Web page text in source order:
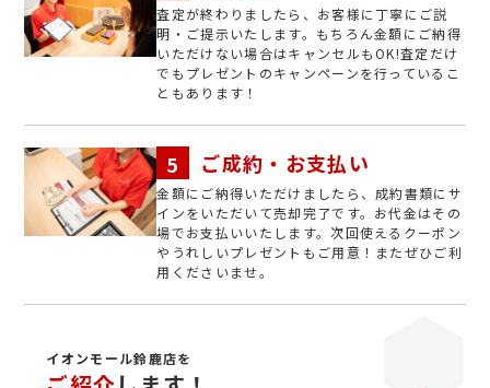
査定が終わりましたら、お客様に丁寧にご説
明・ご提示いたします。もちろん金額にご納得
いただけない場合はキャンセルもOK!査定だけ
でもプレゼントのキャンペーンを行っているこ
ともあります！
ご成約・お支払い
金額にご納得いただけましたら、成約書類にサ
インをいただいて売却完了です。お代金はその
場でお支払いいたします。次回使えるクーポン
やうれしいプレゼントもご用意！またぜひご利
用くださいませ。
イオンモール鈴鹿店を